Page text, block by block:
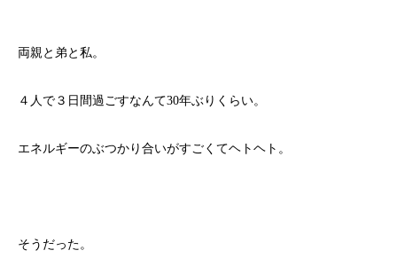
両親と弟と私。
４人で３日間過ごすなんて30年ぶりくらい。
エネルギーのぶつかり合いがすごくてヘトヘト。
そうだった。